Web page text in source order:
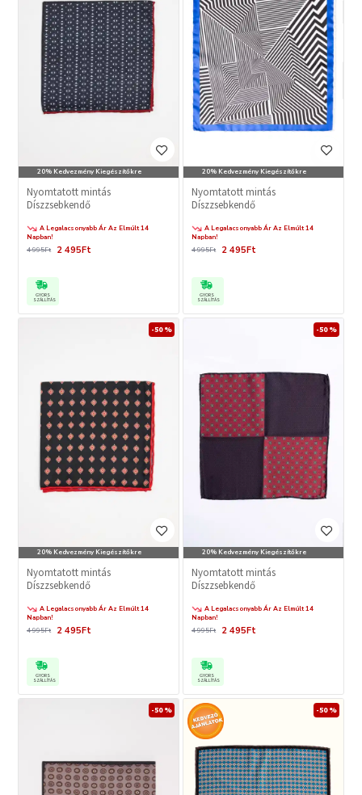
20% Kedvezmény Kiegészítőkre
Nyomtatott mintás
Díszzsebkendő
A Legalacsonyabb Ár Az Elmúlt 14
Napban!
2 495Ft
4 995Ft
GYORS
SZÁLLÍTÁS
20% Kedvezmény Kiegészítőkre
Nyomtatott mintás
Díszzsebkendő
A Legalacsonyabb Ár Az Elmúlt 14
Napban!
2 495Ft
4 995Ft
GYORS
SZÁLLÍTÁS
20% Kedvezmény Kiegészítőkre
-50 %
Nyomtatott mintás
Díszzsebkendő
A Legalacsonyabb Ár Az Elmúlt 14
Napban!
2 495Ft
4 995Ft
GYORS
SZÁLLÍTÁS
20% Kedvezmény Kiegészítőkre
-50 %
Nyomtatott mintás
Díszzsebkendő
A Legalacsonyabb Ár Az Elmúlt 14
Napban!
2 495Ft
4 995Ft
GYORS
SZÁLLÍTÁS
-50 % -50 %